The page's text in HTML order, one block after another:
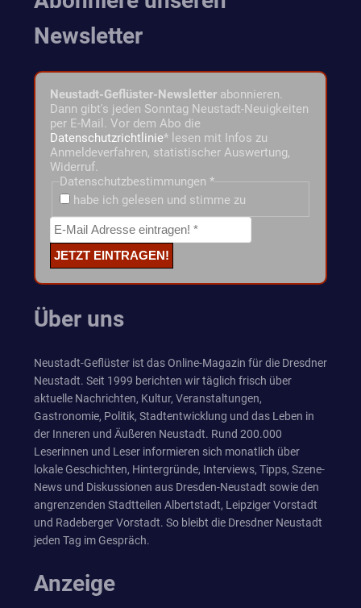
Newsletter
Neustadt-Geflüster-Newsletter abonnieren.
Dann gibt's jeden Sonntag Neustadt-Neuigkeiten
per E-Mail. Vor dem Abo die
Datenschutzrichtlinie* lesen mit Infos zu
Anmeldeverfahren, statistischer Auswertung,
Widerruf.
Datenschutzbestimmungen *
habe ich gelesen und stimme zu
Über uns
Neustadt-Geflüster ist das Online-Magazin für die Dresdner
Neustadt. Seit 1999 berichten wir täglich frisch über
aktuelle Nachrichten, Kultur, Veranstaltungen,
Gastronomie, Politik, Stadtentwicklung und das Leben in
der Inneren und Äußeren Neustadt. Rund 200.000
Leserinnen und Leser informieren sich monatlich über
lokale Geschichten, Hintergründe, Interviews, Tipps, Szene-
News und Diskussionen aus Dresden-Neustadt sowie den
angrenzenden Stadtteilen Albertstadt, Leipziger Vorstadt
und Radeberger Vorstadt. So bleibt die Dresdner Neustadt
jeden Tag im Gespräch.
Anzeige